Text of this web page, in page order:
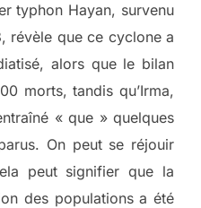
typhon Hayan, survenu
révèle que ce cyclone a
alors que le bilan
morts, tandis qu’Irma,
« que » quelques
On peut se réjouir
peut signifier que la
des populations a été